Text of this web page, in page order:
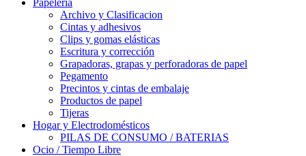
Papeleria
Archivo y Clasificacion
Cintas y adhesivos
Clips y gomas elásticas
Escritura y corrección
Grapadoras, grapas y perforadoras de papel
Pegamento
Precintos y cintas de embalaje
Productos de papel
Tijeras
Hogar y Electrodomésticos
PILAS DE CONSUMO / BATERIAS
Ocio / Tiempo Libre